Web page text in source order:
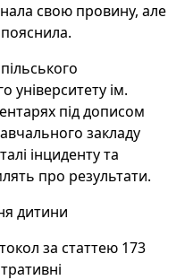
свою провину, але
університету ім.
під дописом
закладу
інциденту та
про результати.
дитини
за статтею 173